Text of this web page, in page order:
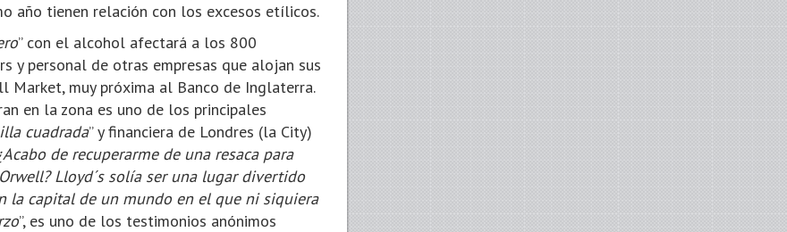
año tienen relación con los excesos etílicos.
” con el alcohol afectará a los 800
y personal de otras empresas que alojan sus
Market, muy próxima al Banco de Inglaterra.
en la zona es uno de los principales
cuadrada” y financiera de Londres (la City)
de recuperarme de una resaca para
Lloyd´s solía ser una lugar divertido
la capital de un mundo en el que ni siquiera
”, es uno de los testimonios anónimos